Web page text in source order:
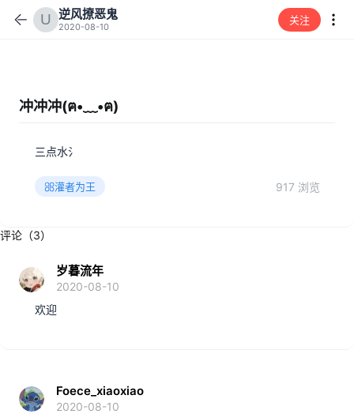
逆风撩恶鬼
2020-08-10
关注
冲冲冲(ฅ•﹏•ฅ)
三点水氵
灌者为王 917 浏览
评论（3）
岁暮流年
2020-08-10
欢迎
Foece_xiaoxiao
2020-08-10